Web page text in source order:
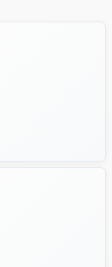
tự nhiên, không gây